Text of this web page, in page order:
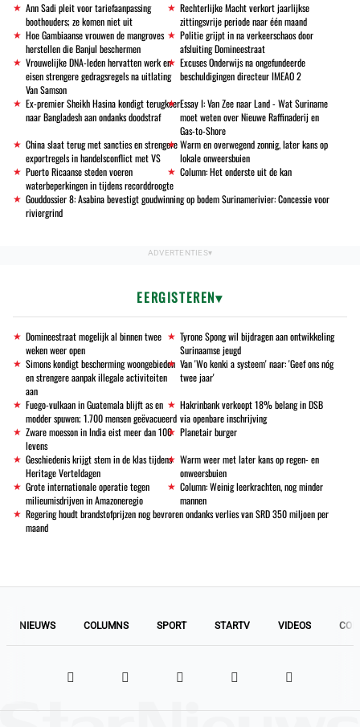
Ann Sadi pleit voor tariefaanpassing
boothouders; ze komen niet uit
Rechterlijke Macht verkort jaarlijkse
zittingsvrije periode naar één maand
Hoe Gambiaanse vrouwen de mangroves
herstellen die Banjul beschermen
Politie grijpt in na verkeerschaos door
afsluiting Domineestraat
Vrouwelijke DNA-leden hervatten werk en
eisen strengere gedragsregels na uitlating
Van Samson
Excuses Onderwijs na ongefundeerde
beschuldigingen directeur IMEAO 2
Ex-premier Sheikh Hasina kondigt terugkeer
naar Bangladesh aan ondanks doodstraf
Essay I: Van Zee naar Land - Wat Suriname
moet weten over Nieuwe Raffinaderij en
Gas-to-Shore
China slaat terug met sancties en strengere
exportregels in handelsconflict met VS
Warm en overwegend zonnig, later kans op
lokale onweersbuien
Puerto Ricaanse steden voeren
waterbeperkingen in tijdens recorddroogte
Column: Het onderste uit de kan
Gouddossier 8: Asabina bevestigt goudwinning op bodem Surinamerivier: Concessie voor
riviergrind
EERGISTEREN
Domineestraat mogelijk al binnen twee
weken weer open
Tyrone Spong wil bijdragen aan ontwikkeling
Surinaamse jeugd
Simons kondigt bescherming woongebieden
en strengere aanpak illegale activiteiten
aan
Van 'Wo kenki a systeem' naar: 'Geef ons nóg
twee jaar'
Fuego-vulkaan in Guatemala blijft as en
modder spuwen; 1.700 mensen geëvacueerd
Hakrinbank verkoopt 18% belang in DSB
via openbare inschrijving
Zware moesson in India eist meer dan 100
levens
Planetair burger
Geschiedenis krijgt stem in de klas tijdens
Heritage Verteldagen
Warm weer met later kans op regen- en
onweersbuien
Grote internationale operatie tegen
milieumisdrijven in Amazoneregio
Column: Weinig leerkrachten, nog minder
mannen
Regering houdt brandstofprijzen nog bevroren ondanks verlies van SRD 350 miljoen per
maand
NIEUWS COLUMNS SPORT STARTV VIDEOS